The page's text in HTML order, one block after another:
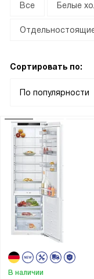
Все Белые
Сортировать по:
По популярности
В наличии